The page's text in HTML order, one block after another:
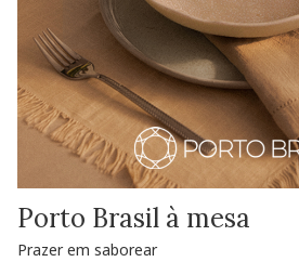
Porto Brasil à mesa
Prazer em saborear